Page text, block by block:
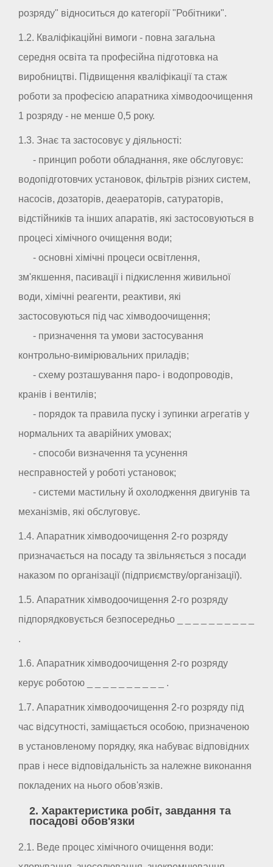
розряду" відноситься до категорії "Робітники".
1.2. Кваліфікаційні вимоги - повна загальна
середня освіта та професійна підготовка на
виробництві. Підвищення кваліфікації та стаж
роботи за професією апаратника хімводоочищення
1 розряду - не менше 0,5 року.
1.3. Знає та застосовує у діяльності:
- принцип роботи обладнання, яке обслуговує:
водопідготовчих установок, фільтрів різних систем,
насосів, дозаторів, деаераторів, сатураторів,
відстійників та інших апаратів, які застосовуються в
процесі хімічного очищення води;
- основні хімічні процеси освітлення,
зм'якшення, пасивації і підкислення живильної
води, хімічні реагенти, реактиви, які
застосовуються під час хімводоочищення;
- призначення та умови застосування
контрольно-вимірювальних приладів;
- схему розташування паро- і водопроводів,
кранів і вентилів;
- порядок та правила пуску і зупинки агрегатів у
нормальних та аварійних умовах;
- способи визначення та усунення
несправностей у роботі установок;
- системи мастильну й охолодження двигунів та
механізмів, які обслуговує.
1.4. Апаратник хімводоочищення 2-го розряду
призначається на посаду та звільняється з посади
наказом по організації (підприємству/організації).
1.5. Апаратник хімводоочищення 2-го розряду
підпорядковується безпосередньо _ _ _ _ _ _ _ _ _ _
.
1.6. Апаратник хімводоочищення 2-го розряду
керує роботою _ _ _ _ _ _ _ _ _ _ .
1.7. Апаратник хімводоочищення 2-го розряду під
час відсутності, заміщається особою, призначеною
в установленому порядку, яка набуває відповідних
прав і несе відповідальність за належне виконання
покладених на нього обов'язків.
2. Характеристика робіт, завдання та
посадові обов'язки
2.1. Веде процес хімічного очищення води: